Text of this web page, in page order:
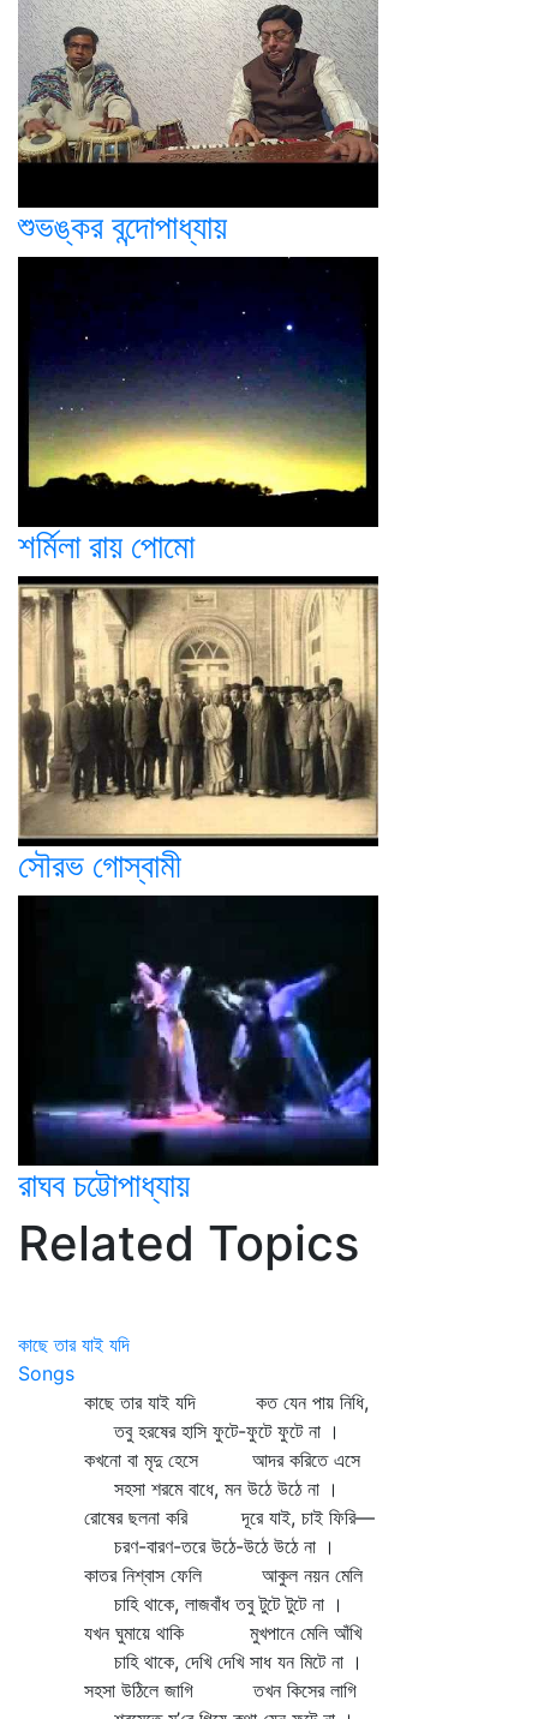
শুভঙ্কর বন্দোপাধ্যায়
শর্মিলা রায় পোমো
সৌরভ গোস্বামী
রাঘব চট্টোপাধ্যায়
Related Topics
কাছে তার যাই যদি
Songs
কাছে তার যাই যদি কত যেন পায় নিধি,
তবু হরষের হাসি ফুটে-ফুটে ফুটে না ।
কখনো বা মৃদু হেসে আদর করিতে এসে
সহসা শরমে বাধে, মন উঠে উঠে না ।
রোষের ছলনা করি দূরে যাই, চাই ফিরি—
চরণ-বারণ-তরে উঠে-উঠে উঠে না ।
কাতর নিশ্বাস ফেলি আকুল নয়ন মেলি
চাহি থাকে, লাজবাঁধ তবু টুটে টুটে না ।
যখন ঘুমায়ে থাকি মুখপানে মেলি আঁখি
চাহি থাকে, দেখি দেখি সাধ যন মিটে না ।
সহসা উঠিলে জাগি তখন কিসের লাগি